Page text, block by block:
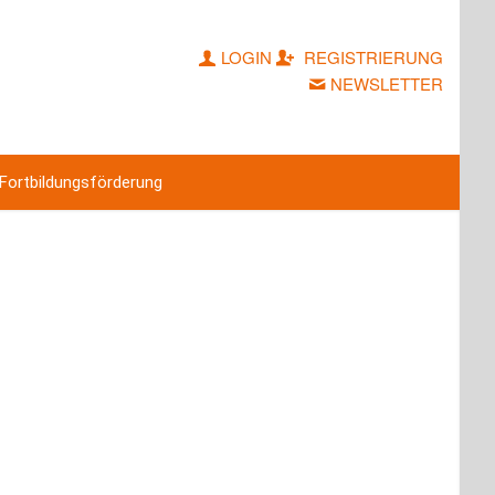
LOGIN
REGISTRIERUNG
NEWSLETTER
Fortbildungsförderung